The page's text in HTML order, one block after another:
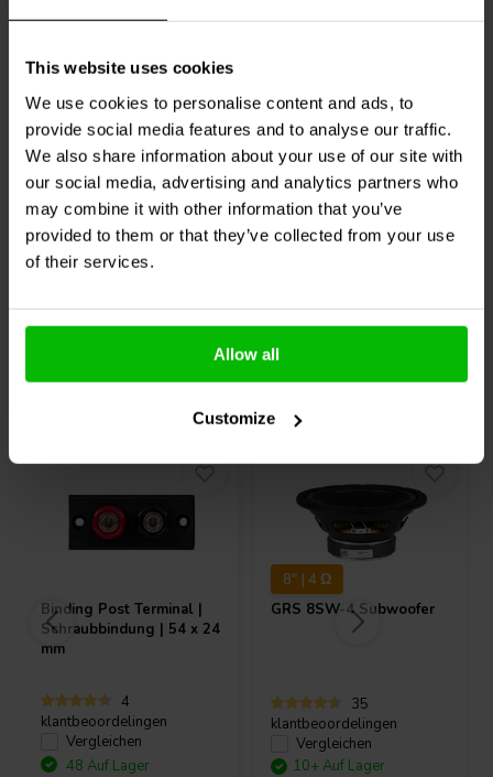
This website uses cookies
We use cookies to personalise content and ads, to
provide social media features and to analyse our traffic.
We also share information about your use of our site with
our social media, advertising and analytics partners who
may combine it with other information that you’ve
provided to them or that they’ve collected from your use
of their services.
Allow all
Customize
Breitbandlautsprecher
22
klantbeoordelingen
Vergleichen
10+ Auf Lager
TC6FD00-04
Breitbandlautsprecher
1
klantbeoordelingen
Vergleichen
10+ Auf Lager
Andere Kunden kauften auch
Binding Post Terminal |
Schraubbindung | 54 x 24
mm
4
klantbeoordelingen
Vergleichen
48 Auf Lager
8" | 4 Ω
GRS 8SW-4 Subwoofer
35
klantbeoordelingen
Vergleichen
10+ Auf Lager